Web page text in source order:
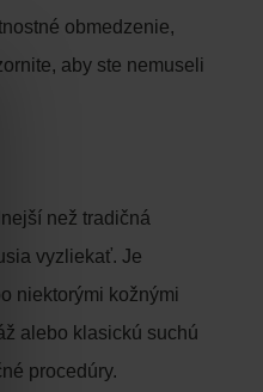
obmedzenie,
aby ste nemuseli
než tradičná
vyzliekať. Je
niektorými kožnými
alebo klasickú suchú
procedúry.